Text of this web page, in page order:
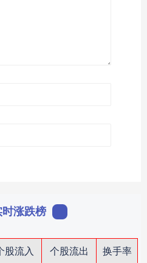
涨跌榜
股流入 个股流出
换手率